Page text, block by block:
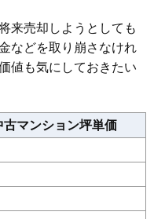
する
)
する
来売却しようとしても
などを取り崩さなけれ
値も気にしておきたい
マンション坪単価